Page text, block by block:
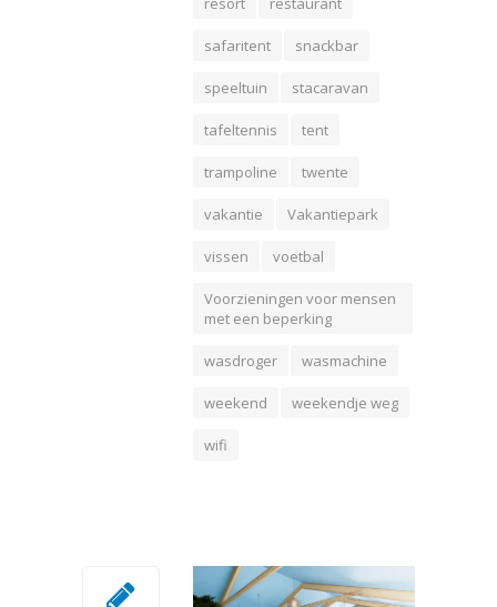
safaritent snackbar
speeltuin stacaravan
tafeltennis tent
trampoline twente
vakantie Vakantiepark
vissen voetbal
Voorzieningen voor mensen
met een beperking
wasdroger wasmachine
weekend weekendje weg
wifi